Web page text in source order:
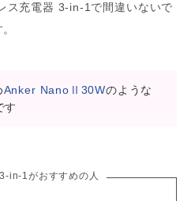
ス充電器 3-in-1で間違いないで
Anker NanoⅡ30Wのような
す
in-1がおすすめの人